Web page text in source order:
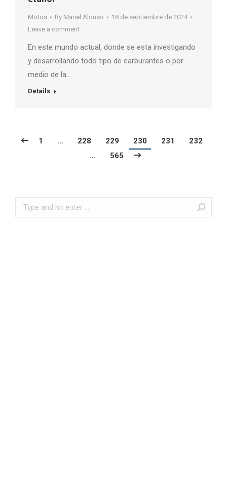
Motos By Manel Alonso
18 de septiembre de 2024
Leave a comment
En este mundo actual, donde se esta investigando
y desarrollando todo tipo de carburantes o por
medio de la…
Details
1 … 228 229 230 231
232
…
565
Search: